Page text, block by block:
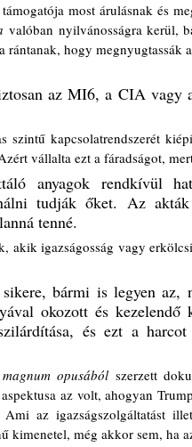
most árulásnak és
valóban nyilvánosságra kerül,
rántanak, hogy megnyugtassák
az MI6, a CIA vagy
szintű kapcsolatrendszerét
vállalta ezt a fáradságot,
anyagok rendkívül
tudják őket. Az
tenné.
akik igazságosság vagy
bármi is legyen
okozott és kezelendő
és ezt a
magnum opusából szerzett
az volt, ahogyan
Ami az igazságszolgáltatást
kimenetel, még akkor sem, ha